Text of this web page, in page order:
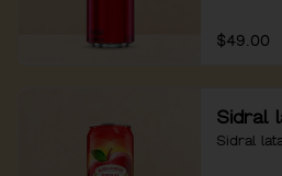
$49.00
Sidral
Sidral